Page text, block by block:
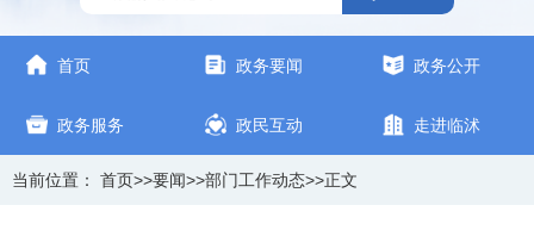
首页 政务要闻 政务公开
政务服务 政民互动 走进临沭
当前位置： 首页>>要闻>>部门工作动态>>正文